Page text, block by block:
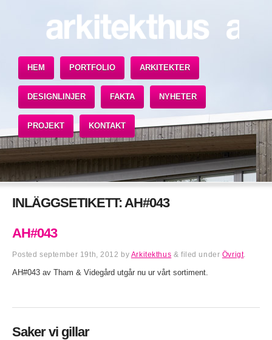
HEM PORTFOLIO ARKITEKTER
DESIGNLINJER FAKTA NYHETER
PROJEKT KONTAKT
INLÄGGSETIKETT:AH#043
AH#043
Postedseptember 19th, 2012 by Arkitekthus & filed under Övrigt.
AH#043 av Tham & Videgård utgår nu ur vårt sortiment.
Saker vi gillar